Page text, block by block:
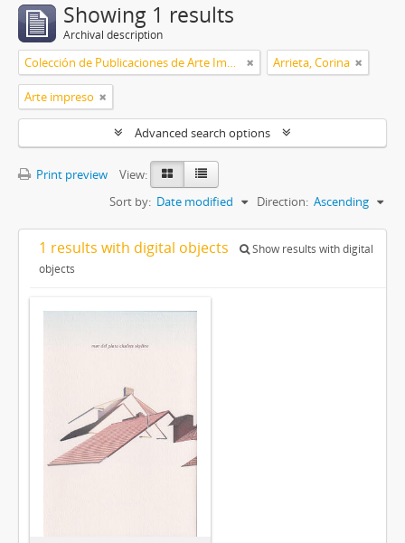
Showing 1 results
Archival description
Colección de Publicaciones de Arte Impreso Arrieta, Corina
Arte impreso
Advanced search options
Print preview
View:
Sort by: Date modified Direction: Ascending
1 results with digital objects
Show results with digital
objects